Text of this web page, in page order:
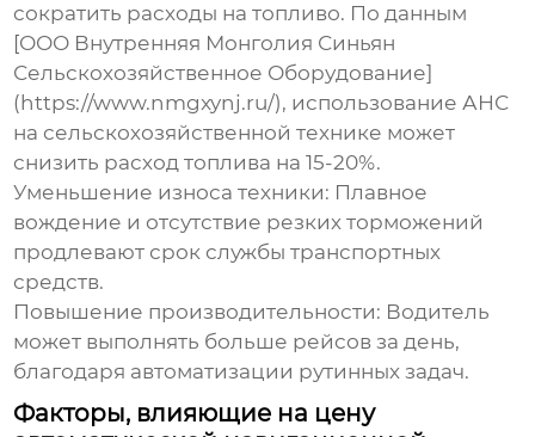
сократить расходы на топливо. По данным
[ООО Внутренняя Монголия Синьян
Сельскохозяйственное Оборудование]
(https://www.nmgxynj.ru/), использование АНС
на сельскохозяйственной технике может
снизить расход топлива на 15-20%.
Уменьшение износа техники: Плавное
вождение и отсутствие резких торможений
продлевают срок службы транспортных
средств.
Повышение производительности: Водитель
может выполнять больше рейсов за день,
благодаря автоматизации рутинных задач.
Факторы, влияющие на цену